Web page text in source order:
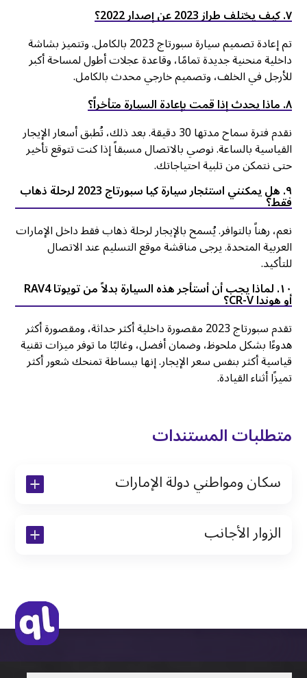
٧. كيف يختلف طراز 2023 عن إصدار 2022؟
تم إعادة تصميم سيارة سبورتاج 2023 بالكامل. وتتميز بشاشة
داخلية منحنية جديدة تمامًا، وقاعدة عجلات أطول لمساحة أكبر
للأرجل في الخلف، وتصميم خارجي محدث بالكامل.
٨. ماذا يحدث إذا قمت بإعادة السيارة متأخراً؟
نقدم فترة سماح مدتها 30 دقيقة. بعد ذلك، تُطبق أسعار الإيجار
القياسية بالساعة. نوصي بالاتصال مسبقاً إذا كنت تتوقع تأخير
حتى نتمكن من تلبية احتياجاتك.
٩. هل يمكنني استئجار سيارة كيا سبورتاج 2023 لرحلة ذهاب
فقط؟
نعم، رهناً بالتوافر. يُسمح بالإيجار لرحلة ذهاب فقط داخل الإمارات
العربية المتحدة. يرجى مناقشة موقع التسليم عند الاتصال
للتأكيد.
١٠. لماذا يجب أن أستأجر هذه السيارة بدلاً من تويوتا RAV4
أو هوندا CR-V؟
تقدم سبورتاج 2023 مقصورة داخلية أكثر حداثة، ومقصورة أكثر
هدوءًا بشكل ملحوظ، وضمان أفضل، وغالبًا ما توفر ميزات تقنية
قياسية أكثر بنفس سعر الإيجار. إنها ببساطة تمنحك شعور أكثر
تميزًا أثناء القيادة.
متطلبات المستندات
سكان ومواطني دولة الإمارات
نسخة من تأشيرة الاقامة
الزوار الأجانب